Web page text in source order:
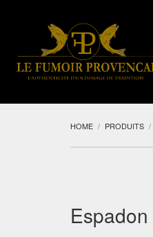
HOME PRODUITS